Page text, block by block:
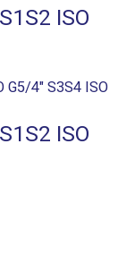
ISO
ISO